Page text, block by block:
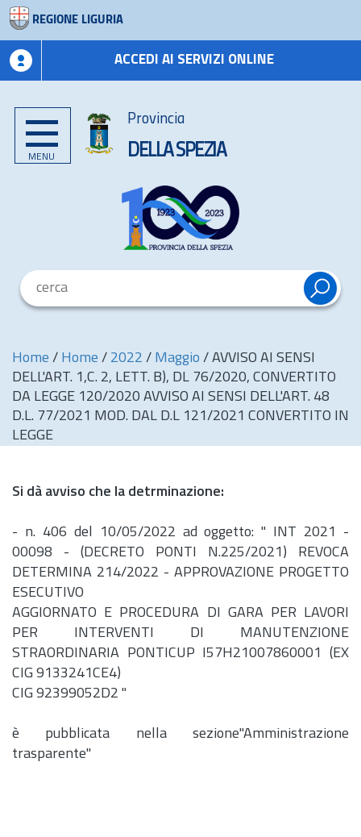
REGIONE LIGURIA
ACCEDI AI SERVIZI ONLINE
MENU
Provincia
DELLA SPEZIA
Home / Home / 2022 / Maggio / AVVISO AI SENSI
DELL'ART. 1,C. 2, LETT. B), DL 76/2020, CONVERTITO
DA LEGGE 120/2020 AVVISO AI SENSI DELL'ART. 48
D.L. 77/2021 MOD. DAL D.L 121/2021 CONVERTITO IN
LEGGE
Si dà avviso che la detrminazione:
- n. 406 del 10/05/2022 ad oggetto: " INT 2021 -
00098 - (DECRETO PONTI N.225/2021) REVOCA
DETERMINA 214/2022 - APPROVAZIONE PROGETTO
ESECUTIVO
AGGIORNATO E PROCEDURA DI GARA PER LAVORI
PER INTERVENTI DI MANUTENZIONE
STRAORDINARIA PONTICUP I57H21007860001 (EX
CIG 9133241CE4)
CIG 92399052D2 "
è pubblicata nella sezione"Amministrazione
trasparente"